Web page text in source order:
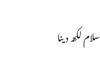
لکھ دینا